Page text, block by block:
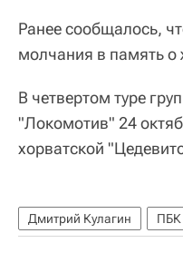
Ранее сообщалось,
молчания в память о
В четвертом туре
"Локомотив" 24
хорватской
Дмитрий Кулагин ПБК